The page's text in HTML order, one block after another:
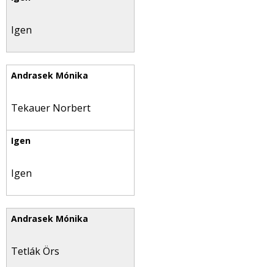
Igen
Tekauer Norbert
Igen
Tetlák Örs